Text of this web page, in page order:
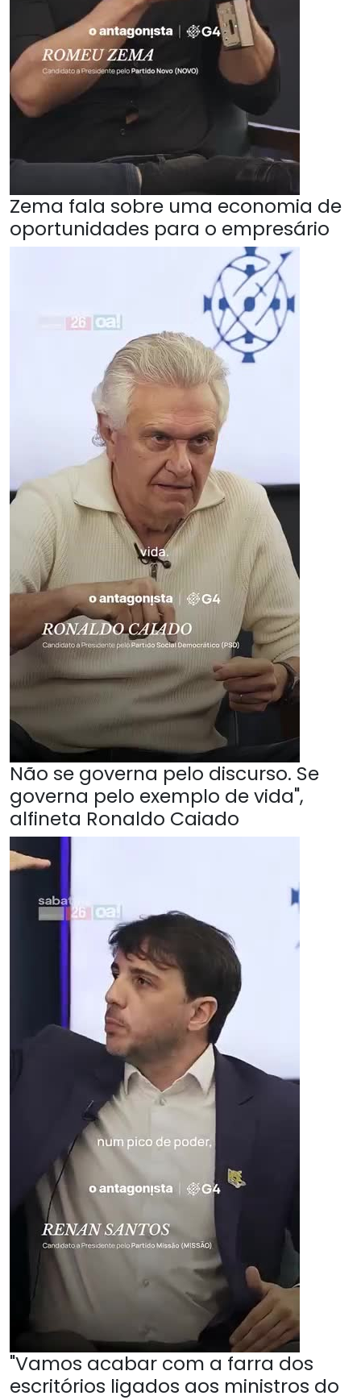
Zema fala sobre uma economia de
oportunidades para o empresário
Não se governa pelo discurso. Se
governa pelo exemplo de vida",
alfineta Ronaldo Caiado
"Vamos acabar com a farra dos
escritórios ligados aos ministros do